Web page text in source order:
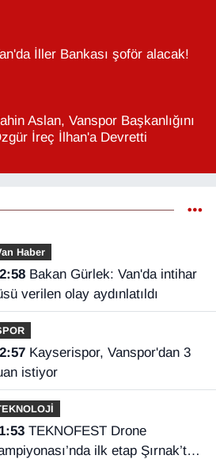
İller Bankası şoför alacak!
Aslan, Vanspor Başkanlığını
İreç İlhan'a Devretti
Haber
Bakan Gürlek: Van'da intihar
verilen olay aydınlatıldı
Kayserispor, Vanspor'dan 3
istiyor
TEKNOFEST Drone
ilk etap Şırnak’ta